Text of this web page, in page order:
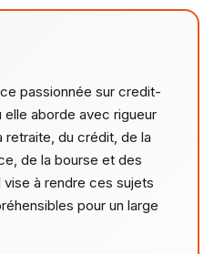
passionnée sur credit-
aborde avec rigueur
retraite, du crédit, de la
de la bourse et des
vise à rendre ces sujets
pour un large